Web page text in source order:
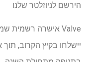
הירשם לניוזלטר שלנו
יישלחו בקיץ הקרוב,